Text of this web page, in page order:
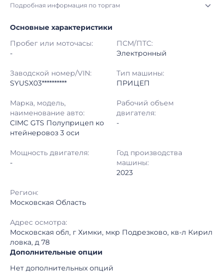
Подробная информация по торгам
Начало торгов: 27.07.2026, 22:26 МСК
30.07.2026, 09:57 МСК
Тип аукциона: Открытые торги
Шаг торгов: 50 000 ₽
Кол-во ставок:
Регион: Московская Область
Основные характеристики
Пробег или моточасы:
-
ПСМ/ПТС:
Электронный
Заводской номер/VIN:
SYUSX03**********
Тип машины:
ПРИЦЕП
Марка, модель,
наименование авто:
CIMC GTS Полуприцеп ко
нтейнеровоз 3 оси
Рабочий объем
двигателя:
-
Мощность двигателя:
-
Год производства
машины:
2023
Регион:
Московская Область
Адрес осмотра:
Московская обл, г Химки, мкр Подрезково, кв-л Кирил
ловка, д 78
Дополнительные опции
Нет дополнительных опций